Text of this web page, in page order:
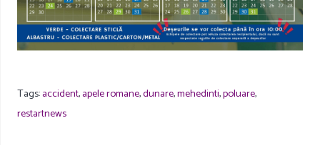
Tags:accident,apele romane,dunare,mehedinti,poluare,
restartnews